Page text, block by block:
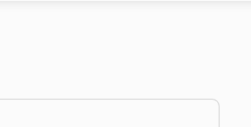
Tiroide